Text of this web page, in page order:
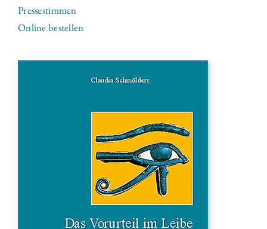
Pressestimmen
Online bestellen